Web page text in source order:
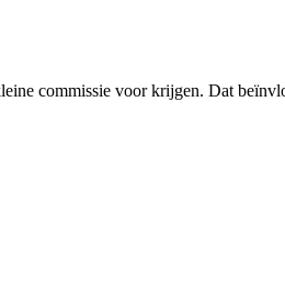
commissie voor krijgen. Dat